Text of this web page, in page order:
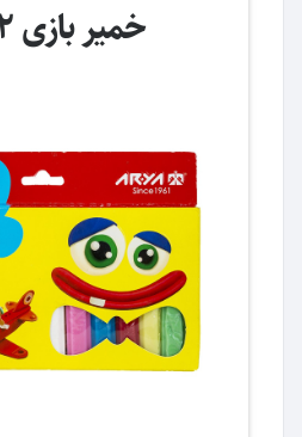
خمیر بازی 12 رنگ